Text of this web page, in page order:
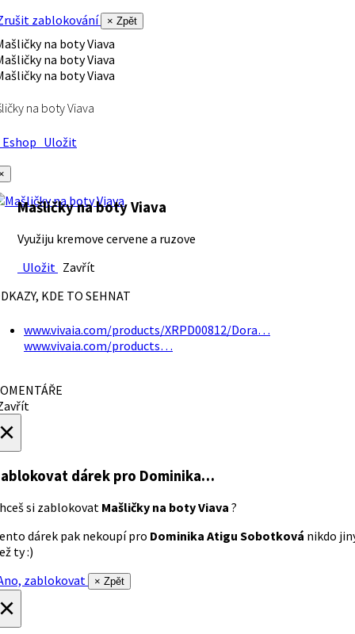
zablokování
× Zpět
na boty Viava
Uložit
Mašličky na boty Viava
Využiju kremove cervene a ruzove
Uložit Zavřít
KDE TO SEHNAT
www.vivaia.com/products/XRPD00812/Dora…
www.vivaia.com/products…
dárek pro Dominika…
si zablokovat Mašličky na boty Viava ?
dárek pak nekoupí pro Dominika Atigu Sobotková nikdo
ty :)
zablokovat
× Zpět